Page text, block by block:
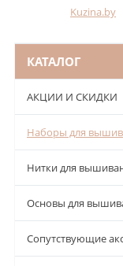
Kuzina.by
КАТАЛОГ
АКЦИИ И СКИДКИ
Наборы для
Нитки для
Основы для
Сопутствующие